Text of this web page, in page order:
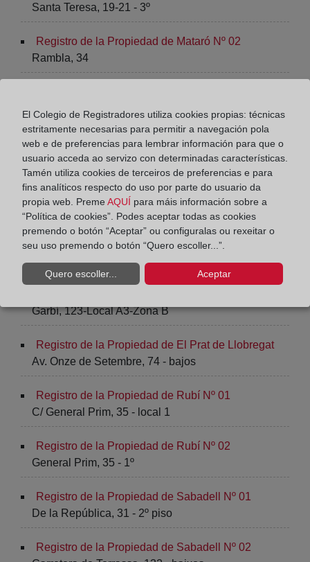
Santa Teresa, 19-21 - 3º
Registro de la Propiedad de Mataró Nº 02
Rambla, 34
Rambla, 40 - 1º B nivel 2
Registro de la Propiedad de Mataró Nº 04
Rambla, 34 - 36, 2º
Registro de la Propiedad de Mollet del Vallès
Rambla Pompeu Fabra, 83
Registro de la Propiedad de Montcada i Reixac
C/ Major, 78 - 80
Garbí, 123-Local A3-Zona B
Registro de la Propiedad de El Prat de Llobregat
Av. Onze de Setembre, 74 - bajos
Registro de la Propiedad de Rubí Nº 01
C/ General Prim, 35 - local 1
Registro de la Propiedad de Rubí Nº 02
General Prim, 35 - 1º
Registro de la Propiedad de Sabadell Nº 01
De la República, 31 - 2º piso
Registro de la Propiedad de Sabadell Nº 02
El Colegio de Registradores utiliza cookies propias: técnicas
estritamente necesarias para permitir a navegación pola
web e de preferencias para lembrar información para que o
usuario acceda ao servizo con determinadas características.
Tamén utiliza cookies de terceiros de preferencias e para
fins analíticos respecto do uso por parte do usuario da
propia web. Preme AQUÍ para máis información sobre a
“Política de cookies”. Podes aceptar todas as cookies
premendo o botón “Aceptar” ou configuralas ou rexeitar o
seu uso premendo o botón “Quero escoller...”.
Quero escoller... Aceptar